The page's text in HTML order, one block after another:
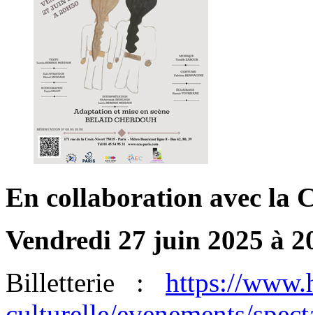
En collaboration avec la
Vendredi 27 juin 2025 à
Billetterie : https://